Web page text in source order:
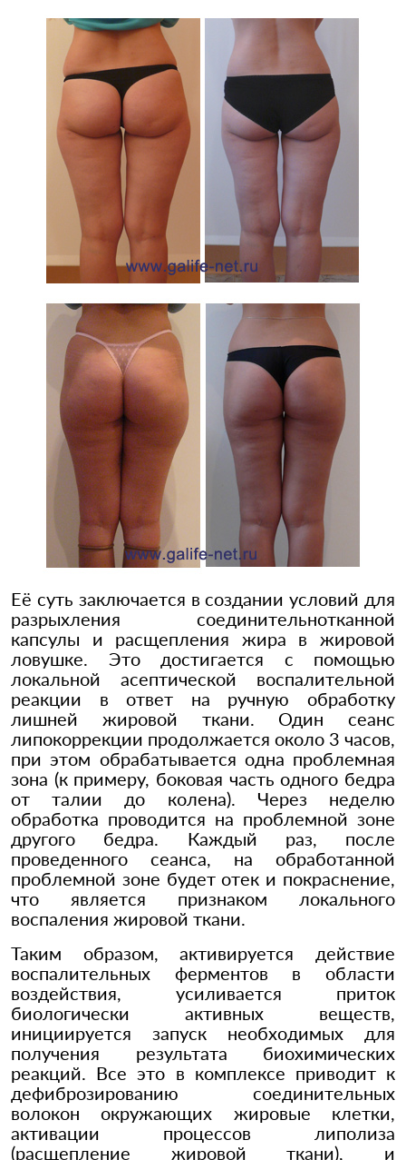
Её суть заключается в создании условий для
разрыхления соединительнотканной
капсулы и расщепления жира в жировой
ловушке. Это достигается с помощью
локальной асептической воспалительной
реакции в ответ на ручную обработку
лишней жировой ткани. Один сеанс
липокоррекции продолжается около 3 часов,
при этом обрабатывается одна проблемная
зона (к примеру, боковая часть одного бедра
от талии до колена). Через неделю
обработка проводится на проблемной зоне
другого бедра. Каждый раз, после
проведенного сеанса, на обработанной
проблемной зоне будет отек и покраснение,
что является признаком локального
воспаления жировой ткани.
Таким образом, активируется действие
воспалительных ферментов в области
воздействия, усиливается приток
биологически активных веществ,
инициируется запуск необходимых для
получения результата биохимических
реакций. Все это в комплексе приводит к
дефиброзированию соединительных
волокон окружающих жировые клетки,
активации процессов липолиза
(расщепление жировой ткани), и